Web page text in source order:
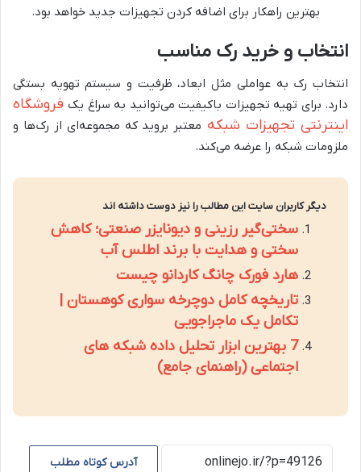
بهترین راهکار برای اضافه کردن تجهیزات جدید خواهد بود.
انتخاب و خرید رک مناسب
انتخاب رک به عواملی مثل ابعاد، ظرفیت و سیستم تهویه بستگی
دارد. برای تهیه تجهیزات باکیفیت می‌توانید به سراغ یک فروشگاه
اینترنتی تجهیزات شبکه معتبر بروید که مجموعه‌ای از رک‌ها و
ملزومات شبکه را عرضه می‌کند.
دیگر کاربران سایت این مطالب را نیز دوست داشته اند
سختی‌گیر رزینی و دیونایزر صنعتی؛ کاهش
سختی و هدایت با برند اطلس آب
هارد فورک چانگ کاردانو چیست
تاریخچه کامل دوچرخه سواری کوهستان |
تکامل یک ماجراجویی
7 بهترین ابزار تحلیل داده شبکه های
اجتماعی (راهنمای جامع)
آدرس کوتاه مطلب